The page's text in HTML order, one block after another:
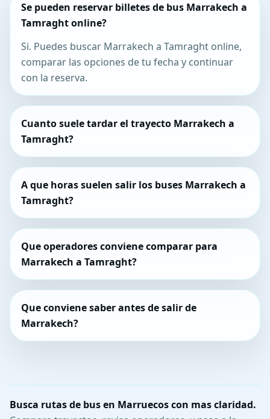
Se pueden reservar billetes de bus Marrakech a
Tamraght online?
Si. Puedes buscar Marrakech a Tamraght online,
comparar las opciones de tu fecha y continuar
con la reserva.
Cuanto suele tardar el trayecto Marrakech a
Tamraght?
A que horas suelen salir los buses Marrakech a
Tamraght?
Que operadores conviene comparar para
Marrakech a Tamraght?
Que conviene saber antes de salir de
Marrakech?
Busca rutas de bus en Marruecos con mas claridad.